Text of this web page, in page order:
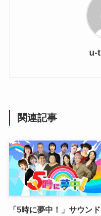
u-
関連記事
「5時に夢中！」サウンド